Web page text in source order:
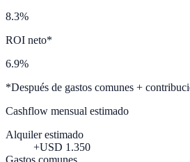
8.3%
ROI neto*
6.9%
*Después de gastos comunes +
Cashflow mensual estimado
Alquiler estimado
+USD 1.350